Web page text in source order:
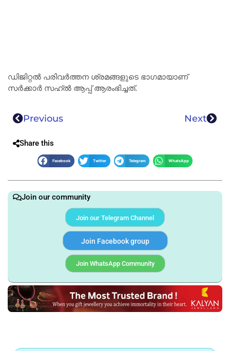
ഡിജിറ്റൽ പരിവർത്തന ശ്രമങ്ങളുടെ ഭാഗമായാണ്
സർക്കാർ സഹ്ൽ ആപ്പ് ആരംഭിച്ചത്.
Previous Next
Share this
Facebook Twitter Telegram WhatsApp
Join our community
Join our Telegram Channel
Join Facebook group
Join WhatsApp Community